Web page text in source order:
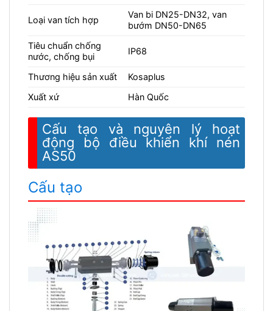
Loại van tích hợp
Van bi DN25-DN32, van
bướm DN50-DN65
Tiêu chuẩn chống
nước, chống bụi
IP68
Thương hiệu sản xuất
Kosaplus
Xuất xứ
Hàn Quốc
Cấu tạo và nguyên lý hoạt
động bộ điều khiển khí nén
AS50
Cấu tạo